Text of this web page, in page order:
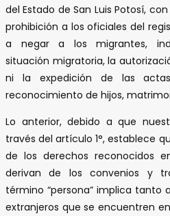
del Estado de San Luis Potosí,
prohibición a los oficiales del
a negar a los migrantes,
situación migratoria, la
ni la expedición de las
reconocimiento de hijos,
Lo anterior, debido a que
través del artículo 1°, establece
de los derechos reconocidos
derivan de los convenios y
término “persona” implica tanto
extranjeros que se encuentren